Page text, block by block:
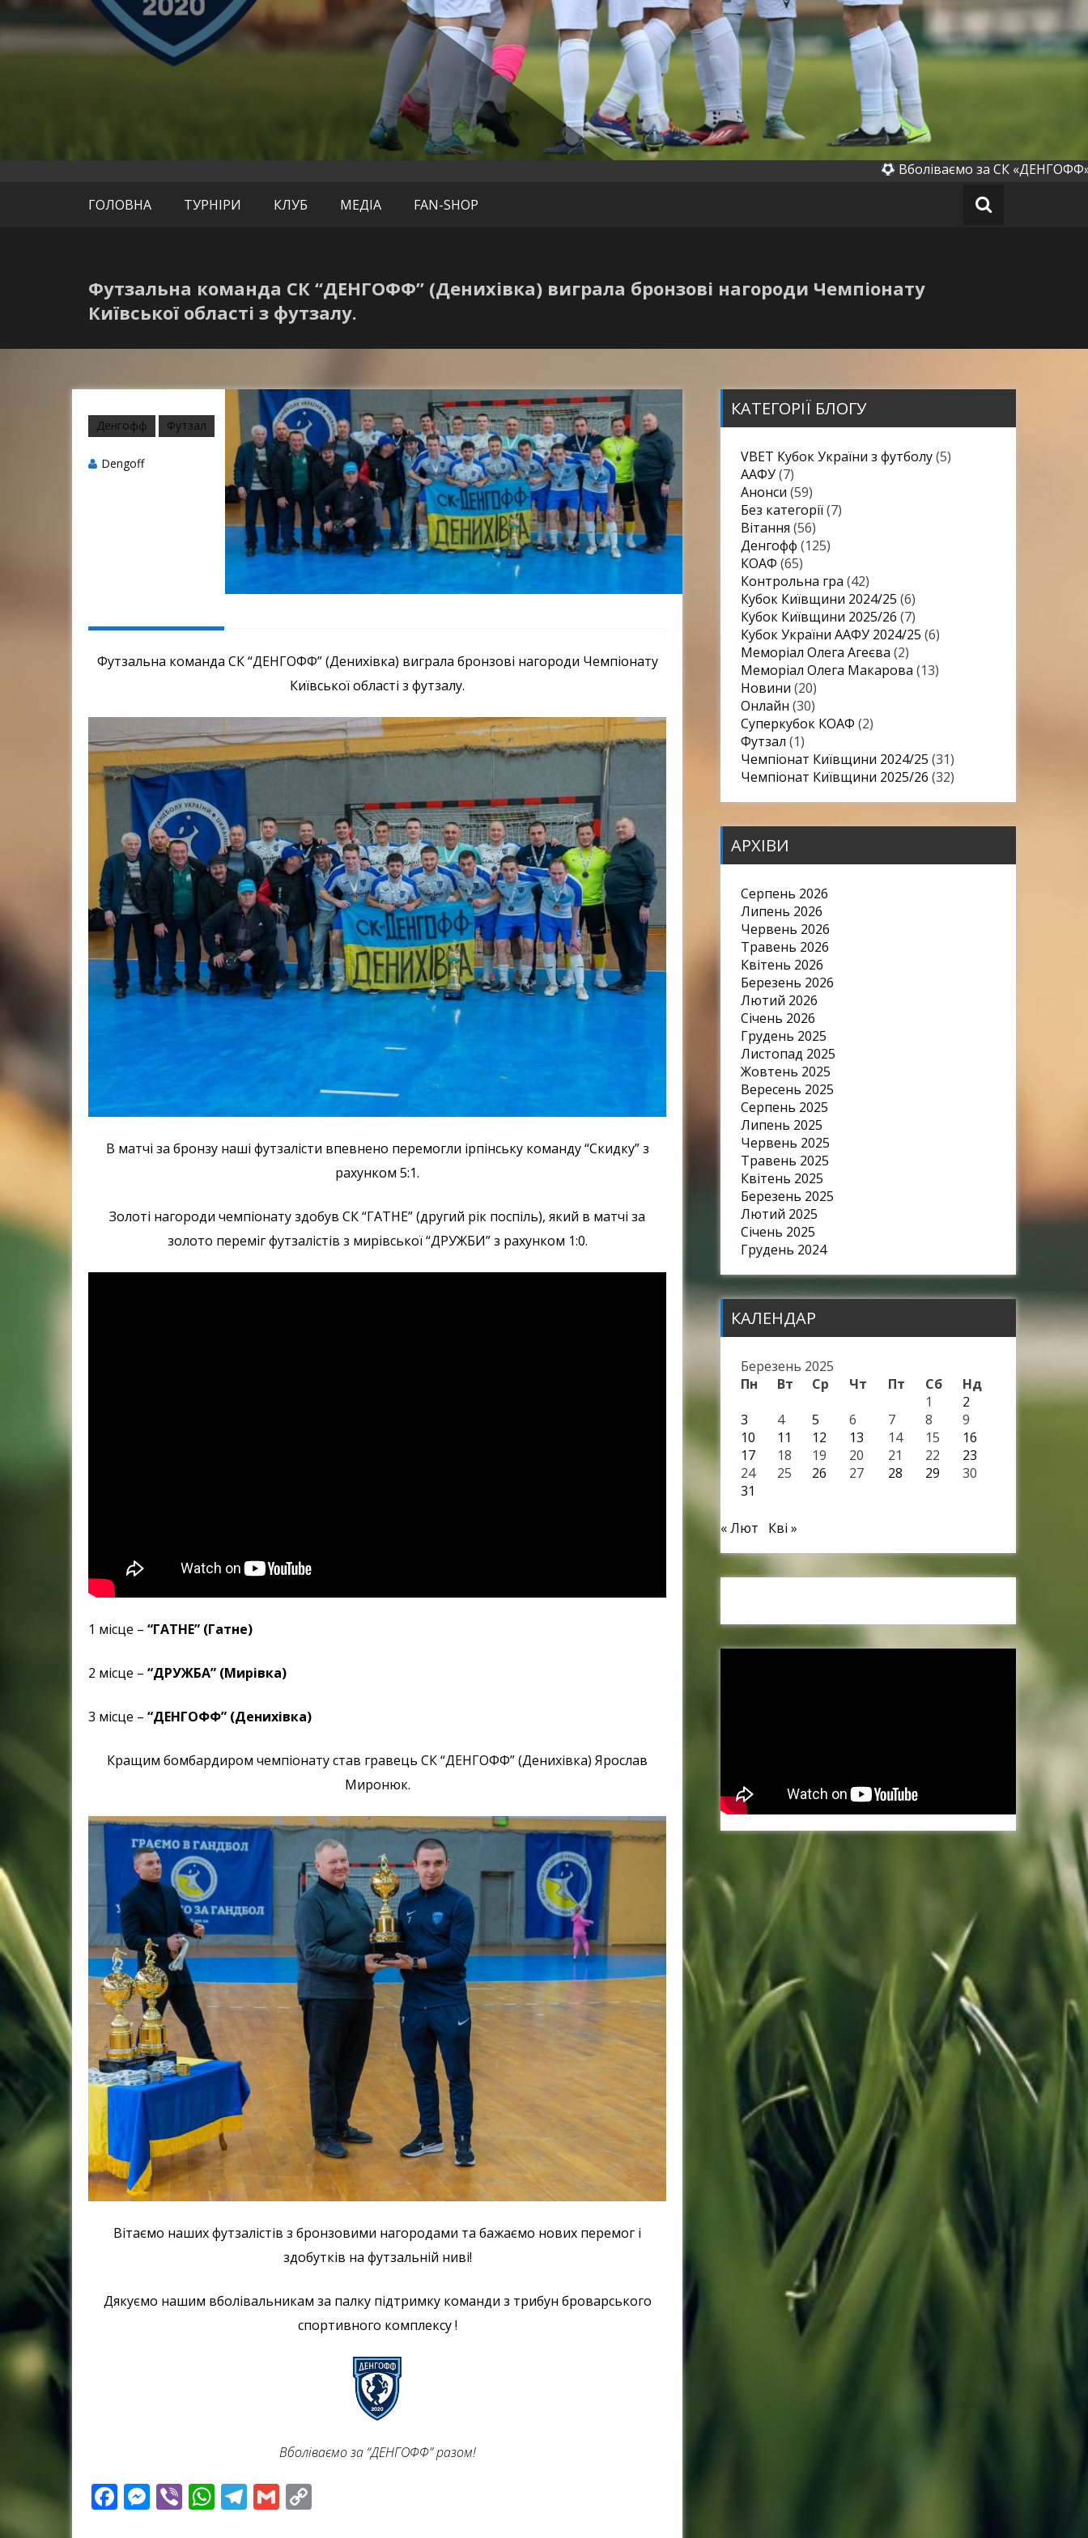
СК «Денгофф» (Денихівка)
офіційний сайт
Вболіваємо за СК «ДЕНГОФФ»
ГОЛОВНА
ТУРНІРИ КЛУБ МЕДІА FAN-SHOP
Футзальна команда СК “ДЕНГОФФ” (Денихівка) виграла бронзові нагороди Чемпіонату
Київської області з футзалу.
Денгофф Футзал
Dengoff
Футзальна команда СК “ДЕНГОФФ” (Денихівка) виграла бронзові нагороди Чемпіонату
Київської області з футзалу.
В матчі за бронзу наші футзалісти впевнено перемогли ірпінську команду “Скидку” з
рахунком 5:1.
Золоті нагороди чемпіонату здобув СК “ГАТНЕ” (другий рік поспіль), який в матчі за
золото переміг футзалістів з мирівської “ДРУЖБИ” з рахунком 1:0.
1 місце – “ГАТНЕ” (Гатне)
2 місце – “ДРУЖБА” (Мирівка)
3 місце – “ДЕНГОФФ” (Денихівка)
Кращим бомбардиром чемпіонату став гравець СК “ДЕНГОФФ” (Денихівка) Ярослав
Миронюк.
Вітаємо наших футзалістів з бронзовими нагородами та бажаємо нових перемог і
здобутків на футзальній ниві!
Дякуємо нашим вболівальникам за палку підтримку команди з трибун броварського
спортивного комплексу !
Вболіваємо за “ДЕНГОФФ” разом!
Facebook
Messenger
ViberWhatsApp
Telegram
Gmail
КАТЕГОРІЇ БЛОГУ
VBET Кубок України з футболу(5)
ААФУ(7)
Анонси (59)
Без категорії(7)
Вітання (56)
Денгофф (125)
КОАФ (65)
Контрольна гра (42)
Кубок Київщини 2024/25 (6)
Кубок Київщини 2025/26 (7)
Кубок України ААФУ 2024/25 (6)
Меморіал Олега Агеєва (2)
Меморіал Олега Макарова (13)
Новини (20)
Онлайн (30)
Суперкубок КОАФ (2)
Футзал (1)
Чемпіонат Київщини 2024/25 (31)
Чемпіонат Київщини 2025/26 (32)
АРХІВИ
Серпень 2026
Липень 2026
Червень 2026
Травень 2026
Квітень 2026
Березень 2026
Лютий 2026
Січень 2026
Грудень 2025
Листопад 2025
Жовтень 2025
Вересень 2025
Серпень 2025
Липень 2025
Червень 2025
Травень 2025
Квітень 2025
Березень 2025
Лютий 2025
Січень 2025
Грудень 2024
КАЛЕНДАР
Березень 2025
Пн
Вт Ср Чт Пт Сб
Нд
1
2
3
4 5 6 7 8
9
10
11 12 13 14 15
16
17
18 19 20 21 22
23
24
25 26 27 28 29
30
31
« Лют Кві »